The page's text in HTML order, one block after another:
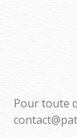
Pour toute